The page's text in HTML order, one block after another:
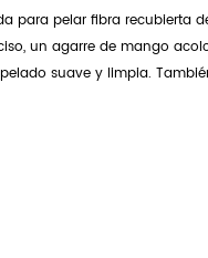
para pelar fibra recubierta
un agarre de mango
suave y limpia.